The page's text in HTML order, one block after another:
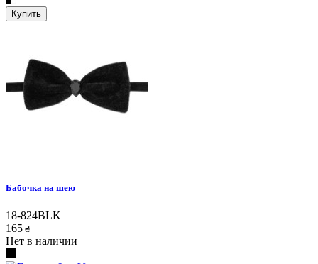
Купить
Бабочка на шею
18-824BLK
165 ₴
Нет в наличии